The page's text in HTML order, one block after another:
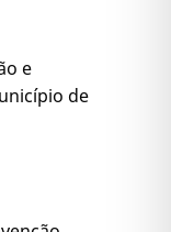
e
de